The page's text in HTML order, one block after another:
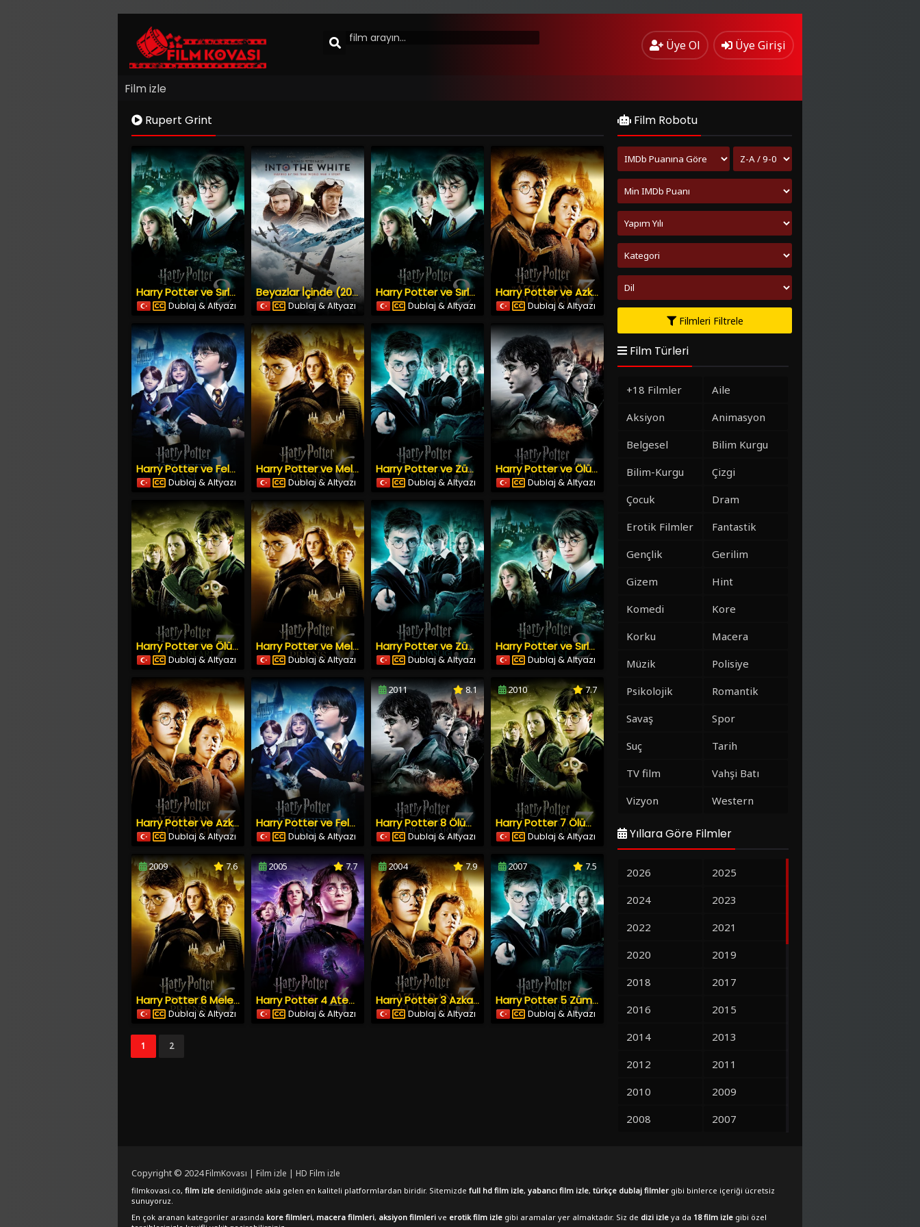
Üye Ol Üye Girişi
Film izle
Rupert Grint
Harry Potter ve Sırlar Odası (2002) İzle
Dublaj & Altyazı
Beyazlar İçinde (2012) İzle
Dublaj & Altyazı
Harry Potter ve Sırlar Odası (2002) İzle
Dublaj & Altyazı
Harry Potter ve Azkaban Tutsağı (2004) İzle
Dublaj & Altyazı
Harry Potter ve Felsefe Taşı (2001) İzle
Dublaj & Altyazı
Harry Potter ve Melez Prens (2009) İzle
Dublaj & Altyazı
Harry Potter ve Zümrüdüanka Yoldaşlığı (2007) İzle
Dublaj & Altyazı
Harry Potter ve Ölüm Yadigârları: Bölüm 2 (2011) İzle
Dublaj & Altyazı
Harry Potter ve Ölüm Yadigârları: Bölüm 1 (2010) İzle
Dublaj & Altyazı
Harry Potter ve Melez Prens (2009) İzle
Dublaj & Altyazı
Harry Potter ve Zümrüdüanka Yoldaşlığı (2007) İzle
Dublaj & Altyazı
Harry Potter ve Sırlar Odası (2002) İzle
Dublaj & Altyazı
Harry Potter ve Azkaban Tutsağı (2004) İzle
Dublaj & Altyazı
Harry Potter ve Felsefe Taşı (2001) İzle
Dublaj & Altyazı
2011 8.1
Harry Potter 8 Ölüm Yadigârları: Bölüm 2
Dublaj & Altyazı
2010 7.7
Harry Potter 7 Ölüm Yadigârları: Bölüm 1
Dublaj & Altyazı
2009 7.6
Harry Potter 6 Melez Prens
Dublaj & Altyazı
2005 7.7
Harry Potter 4 Ateş Kadehi
Dublaj & Altyazı
2004 7.9
Harry Potter 3 Azkaban Tutsağı
Dublaj & Altyazı
2007 7.5
Harry Potter 5 Zümrüdüanka Yoldaşlığı
Dublaj & Altyazı
1 2
Film Robotu
Filmleri Filtrele
Film Türleri
+18 Filmler
Aile
Aksiyon
Animasyon
Belgesel
Bilim Kurgu
Bilim-Kurgu
Çizgi
Çocuk
Dram
Erotik Filmler
Fantastik
Gençlik
Gerilim
Gizem
Hint
Komedi
Kore
Korku
Macera
Müzik
Polisiye
Psikolojik
Romantik
Savaş
Spor
Suç
Tarih
TV film
Vahşi Batı
Vizyon
Western
Yıllara Göre Filmler
2026
2025
2024
2023
2022
2021
2020
2019
2018
2017
2016
2015
2014
2013
2012
2011
2010
2009
2008
2007
Copyright © 2024FilmKovası | Film izle | HD Film izle
filmkovasi.co, film izle denildiğinde akla gelen en kaliteli platformlardan biridir. Sitemizde full hd film izle, yabancı film izle, türkçe dublaj filmler gibi binlerce içeriği ücretsiz
sunuyoruz.
En çok aranan kategoriler arasında kore filmleri, macera filmleri, aksiyon filmleri ve erotik film izle gibi aramalar yer almaktadır. Siz de dizi izle ya da 18 film izle gibi özel